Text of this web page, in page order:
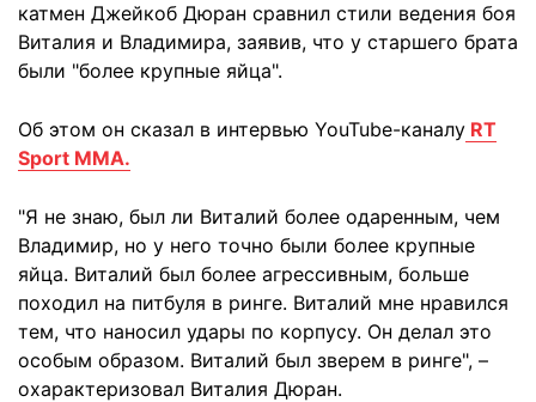
катмен Джейкоб Дюран сравнил стили ведения боя
Виталия и Владимира, заявив, что у старшего брата
были "более крупные яйца".
Об этом он сказал в интервью YouTube-каналу RT
Sport MMA.
"Я не знаю, был ли Виталий более одаренным, чем
Владимир, но у него точно были более крупные
яйца. Виталий был более агрессивным, больше
походил на питбуля в ринге. Виталий мне нравился
тем, что наносил удары по корпусу. Он делал это
особым образом. Виталий был зверем в ринге", –
охарактеризовал Виталия Дюран.